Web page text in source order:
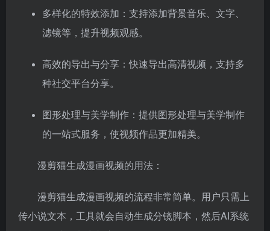
多样化的特效添加：支持添加背景音乐、文字、
滤镜等，提升视频观感。
高效的导出与分享：快速导出高清视频，支持多
种社交平台分享。
图形处理与美学制作：提供图形处理与美学制作
的一站式服务，使视频作品更加精美。
漫剪猫生成漫画视频的用法：
漫剪猫生成漫画视频的流程非常简单。用户只需上
传小说文本，工具就会自动生成分镜脚本，然后AI系统